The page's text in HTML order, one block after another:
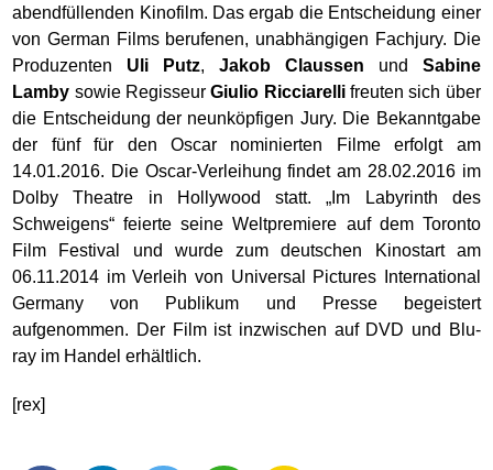
abendfüllenden Kinofilm. Das ergab die Entscheidung einer
von German Films berufenen, unabhängigen Fachjury. Die
Produzenten Uli Putz,Jakob Claussen und Sabine
Lamby sowie RegisseurGiulio Ricciarellifreuten sich über
die Entscheidung der neunköpfigen Jury. Die Bekanntgabe
der fünf für den Oscar nominierten Filme erfolgt am
14.01.2016. Die Oscar-Verleihung findet am 28.02.2016 im
Dolby Theatre in Hollywood statt. „Im Labyrinth des
Schweigens“ feierte seine Weltpremiere auf dem Toronto
Film Festival und wurde zum deutschen Kinostart am
06.11.2014 im Verleih von Universal Pictures International
Germany von Publikum und Presse begeistert
aufgenommen. Der Film ist inzwischen auf DVD und Blu-
ray im Handel erhältlich.
[rex]